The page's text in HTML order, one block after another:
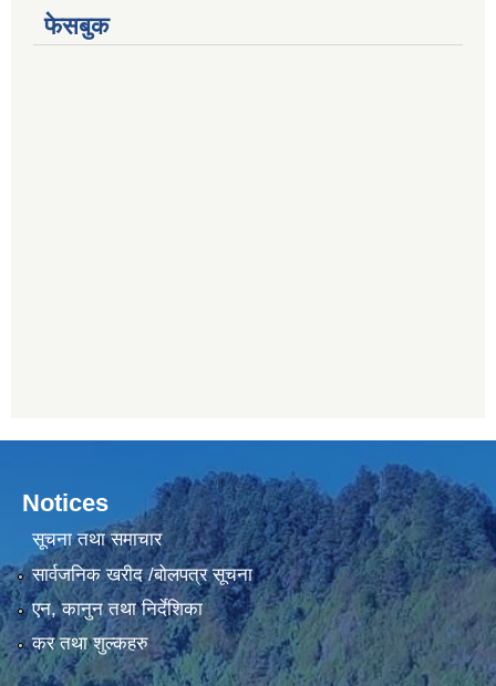
फेसबुक
Notices
सूचना तथा समाचार
सार्वजनिक खरीद /बोलपत्र सूचना
एन, कानुन तथा निर्देशिका
कर तथा शुल्कहरु